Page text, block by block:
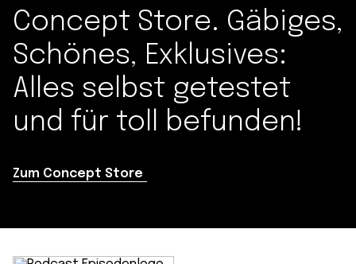
Concept Store. Gäbiges,
Schönes, Exklusives:
Alles selbst getestet
und für toll befunden!
Zum Concept Store